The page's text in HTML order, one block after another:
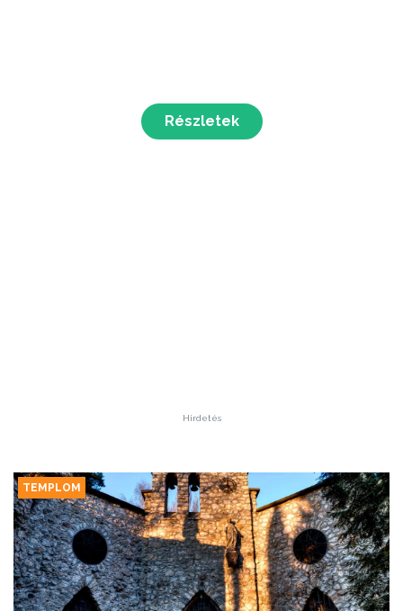
Részletek
Hirdetés
TEMPLOM